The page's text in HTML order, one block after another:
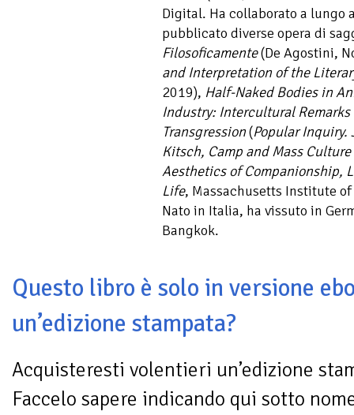
Digital. Ha collaborato a lungo
pubblicato diverse opera di
Filosoficamente(De Agostini,
and Interpretation of the
2019), Half-Naked Bodies in
Industry: Intercultural
Transgression(Popular
Kitsch, Camp and Mass Culture
Aesthetics of Companionship,
Life, Massachusetts Institute
Nato in Italia, ha vissuto in
Bangkok.
Questo libro è solo in versione
un’edizione stampata?
Acquisteresti volentieri un’edizione
Faccelo sapere indicando qui sotto